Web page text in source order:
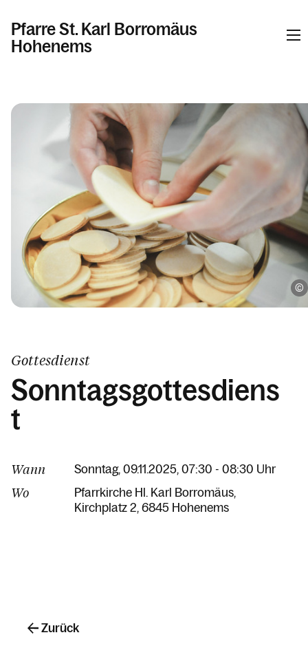
Pfarre St. Karl Borromäus
Hohenems
Kontakt
Gottesdienst
Sonntagsgottesdiens
t
Wann Sonntag, 09.11.2025, 07:30 - 08:30 Uhr
Wo
Pfarrkirche Hl. Karl Borromäus
Kirchplatz 2 6845 Hohenems
Zurück